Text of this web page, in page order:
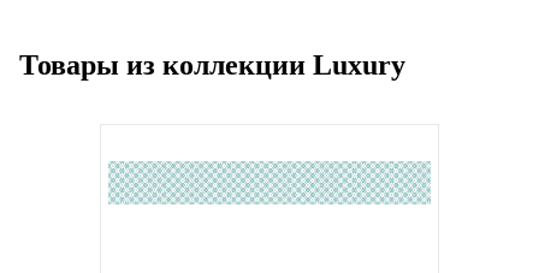
Товары из коллекции Luxury